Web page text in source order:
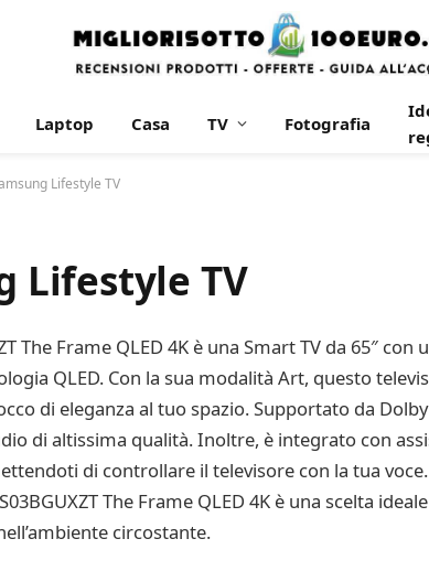
Laptop Casa TV Fotografia
Lifestyle TV
Lifestyle TV
The Frame QLED 4K è una Smart TV da 65″
QLED. Con la sua modalità Art, questo
di eleganza al tuo spazio. Supportato da
di altissima qualità. Inoltre, è integrato con
di controllare il televisore con la tua
The Frame QLED 4K è una scelta
circostante.